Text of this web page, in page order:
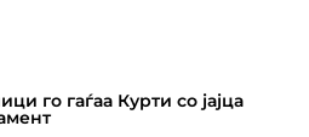
го гаѓаа Курти со јајца